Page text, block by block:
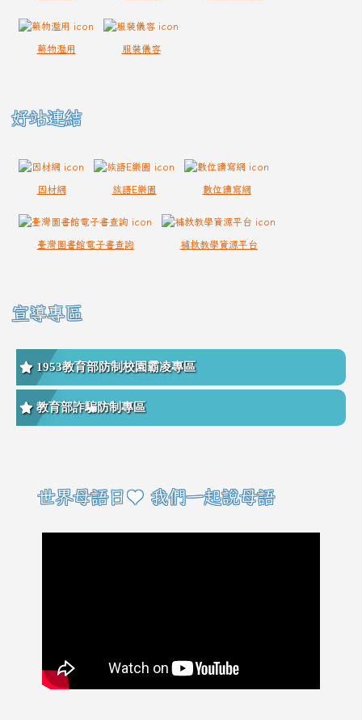
藥物濫用 服裝儀容
好站連結
因材網 族語E樂園 數位讀寫網
臺灣圖書館電子書查詢 補救教學資源平台
宣導專區
1953教育部防制校園霸凌專區
教育部詐騙防制專區
右邊區域內容
世界母語日♥ 我們一起說母語